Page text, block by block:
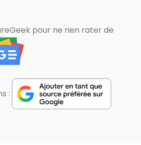
pour ne rien rater de
: